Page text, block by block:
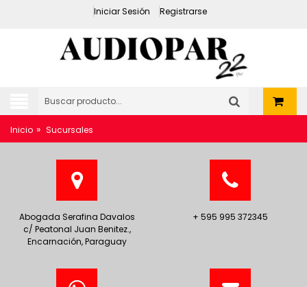
Iniciar Sesión Registrarse
Inicio » Sucursales
Abogada Serafina Davalos
c/ Peatonal Juan Benitez.,
Encarnación, Paraguay
+ 595 995 372345